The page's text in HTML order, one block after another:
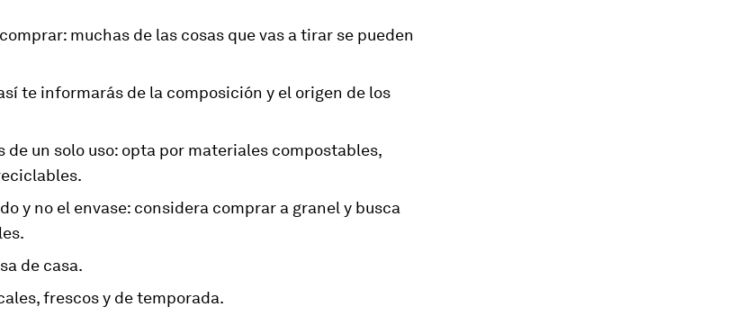
muchas de las cosas que vas a tirar se pueden
te informarás de la composición y el origen de los
de un solo uso: opta por materiales compostables,
y no el envase: considera comprar a granel y busca
de casa.
frescos y de temporada.